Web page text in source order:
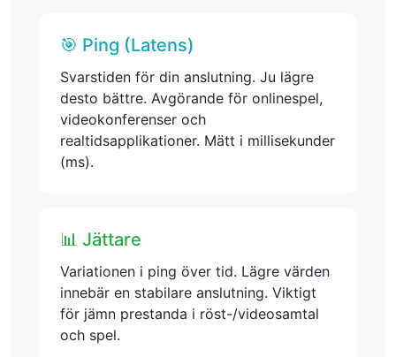
🎯 Ping (Latens)
Svarstiden för din anslutning. Ju lägre
desto bättre. Avgörande för onlinespel,
videokonferenser och
realtidsapplikationer. Mätt i millisekunder
(ms).
📊 Jättare
Variationen i ping över tid. Lägre värden
innebär en stabilare anslutning. Viktigt
för jämn prestanda i röst-/videosamtal
och spel.